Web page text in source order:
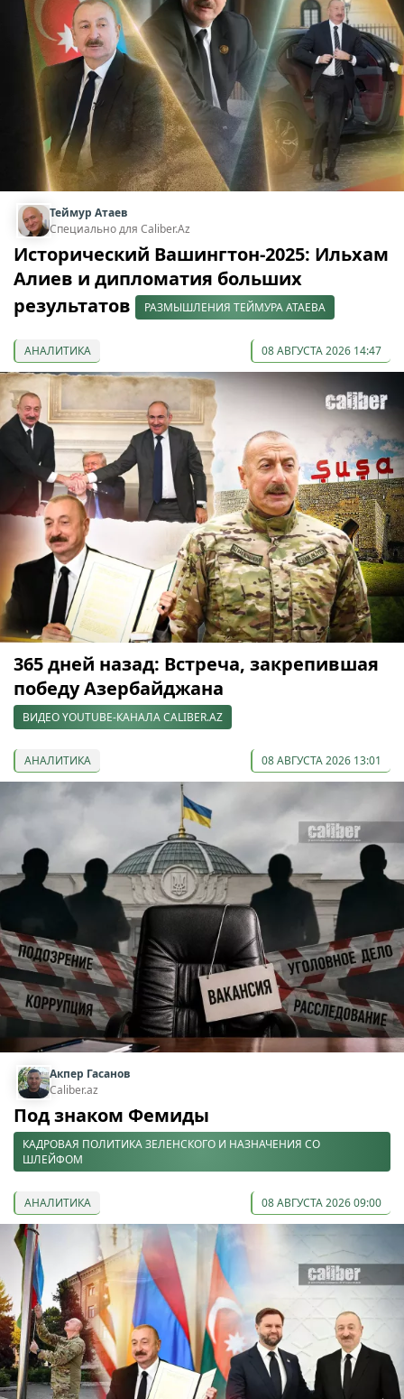
Теймур Атаев
Специально для Caliber.Az
Исторический Вашингтон-2025: Ильхам
Алиев и дипломатия больших
результатов
РАЗМЫШЛЕНИЯ ТЕЙМУРА АТАЕВА
АНАЛИТИКА 08 АВГУСТА 2026 14:47
365 дней назад: Встреча, закрепившая
победу Азербайджана
ВИДЕО YOUTUBE-КАНАЛА CALIBER.AZ
АНАЛИТИКА 08 АВГУСТА 2026 13:01
Акпер Гасанов
Caliber.az
Под знаком Фемиды
КАДРОВАЯ ПОЛИТИКА ЗЕЛЕНСКОГО И НАЗНАЧЕНИЯ СО
ШЛЕЙФОМ
АНАЛИТИКА 08 АВГУСТА 2026 09:00